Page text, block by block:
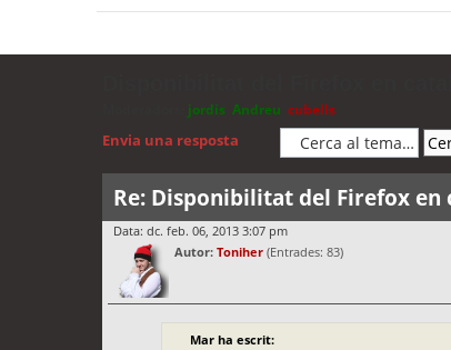
jordis Andreu cubells
Envia una resposta
Re: Disponibilitat del Firefox en
Data: dc. feb. 06, 2013 3:07 pm
Autor: Toniher (Entrades: 83)
Mar ha escrit: